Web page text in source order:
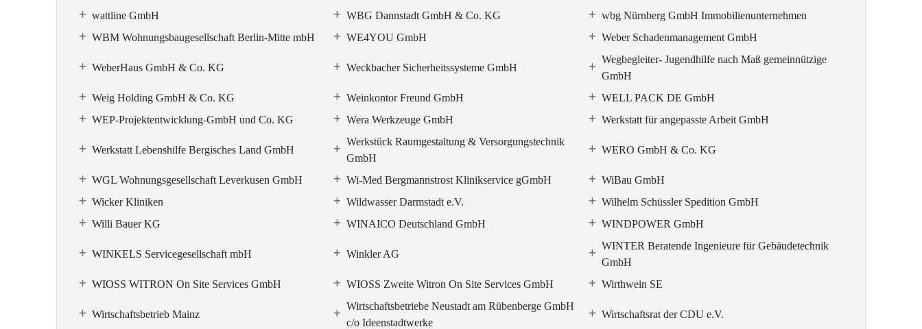
wattline GmbH
WBG Dannstadt GmbH & Co. KG
wbg Nürnberg GmbH Immobilienunternehmen
WBM Wohnungsbaugesellschaft Berlin-Mitte mbH
WE4YOU GmbH Weber Schadenmanagement GmbH
WeberHaus GmbH & Co. KG Weckbacher Sicherheitssysteme GmbH
Wegbegleiter- Jugendhilfe nach Maß gemeinnützige
GmbH
Weig Holding GmbH & Co. KG
Weinkontor Freund GmbH
WELL PACK DE GmbH
WEP-Projektentwicklung-GmbH und Co. KG
Wera Werkzeuge GmbH Werkstatt für angepasste Arbeit GmbH
Werkstatt Lebenshilfe Bergisches Land GmbH
Werkstück Raumgestaltung & Versorgungstechnik
GmbH
WERO GmbH & Co. KG
WGL Wohnungsgesellschaft Leverkusen GmbH Wi-Med Bergmannstrost Klinikservice gGmbH
WiBau GmbH
Wicker Kliniken
Wildwasser Darmstadt e.V.
Wilhelm Schüssler Spedition GmbH
Willi Bauer KG
WINAICO Deutschland GmbH WINDPOWER GmbH
WINKELS Servicegesellschaft mbH Winkler AG
WINTER Beratende Ingenieure für Gebäudetechnik
GmbH
WIOSS WITRON On Site Services GmbH
WIOSS Zweite Witron On Site Services GmbH Wirthwein SE
Wirtschaftsbetrieb Mainz
Wirtschaftsbetriebe Neustadt am Rübenberge GmbH
c/o Ideenstadtwerke
Wirtschaftsrat der CDU e.V.